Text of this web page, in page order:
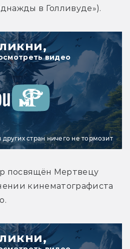
в Голливуде»).
видео
стран ничего не тормозит
посвящён Мертвецу
кинематографиста